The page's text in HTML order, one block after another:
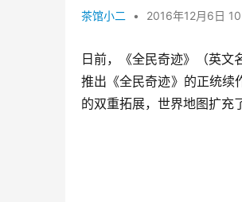
茶馆小二 • 2016年12月6日
日前，《全民奇迹》（英
推出《全民奇迹》的正统续
的双重拓展，世界地图扩充